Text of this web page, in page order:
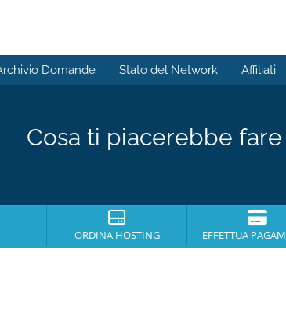
Domande Stato del Network Affiliati
Cosa ti piacerebbe
ORDINA HOSTING EFFETTUA